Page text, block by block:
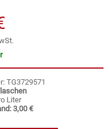
TG3729571
Liter
3,00 €